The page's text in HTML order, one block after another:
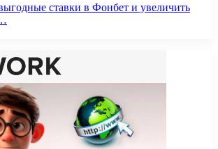
ставки в Фонбет и увеличить